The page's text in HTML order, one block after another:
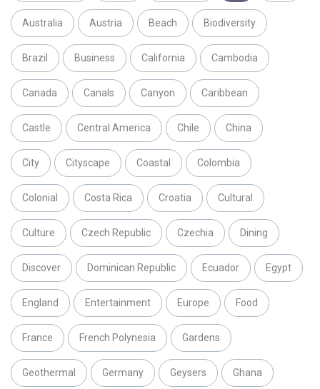
Australia Austria Beach Biodiversity
Brazil Business California Cambodia
Canada Canals Canyon Caribbean
Castle Central America Chile China
City Cityscape Coastal Colombia
Colonial Costa Rica Croatia Cultural
Culture Czech Republic Czechia Dining
Discover Dominican Republic Ecuador Egypt
England Entertainment Europe Food
France French Polynesia Gardens
Geothermal Germany Geysers Ghana